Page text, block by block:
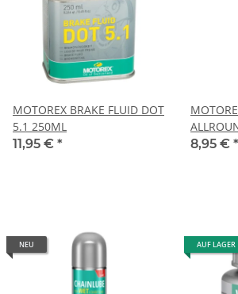
MOTOREX BRAKE FLUID DOT
5.1 250ML
11,95 € *
8,95 € *
NEU AUF LAGER